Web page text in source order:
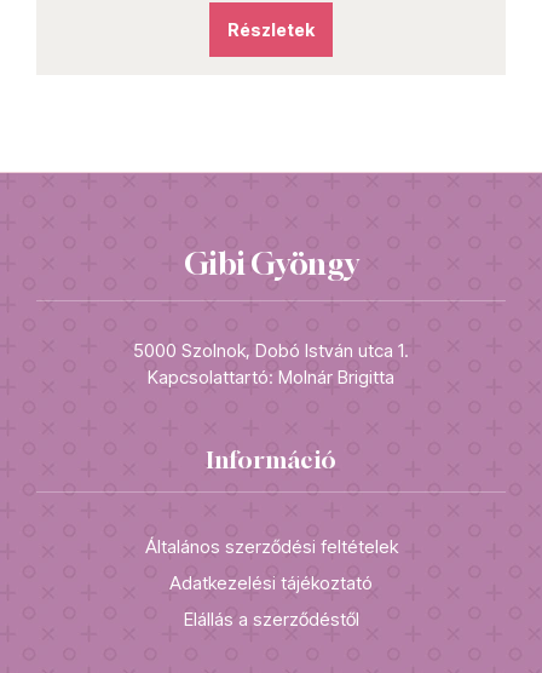
Gibi Gyöngy
5000 Szolnok, Dobó István utca 1.
Kapcsolattartó: Molnár Brigitta
Információ
Általános szerződési feltételek
Adatkezelési tájékoztató
Elállás a szerződéstől